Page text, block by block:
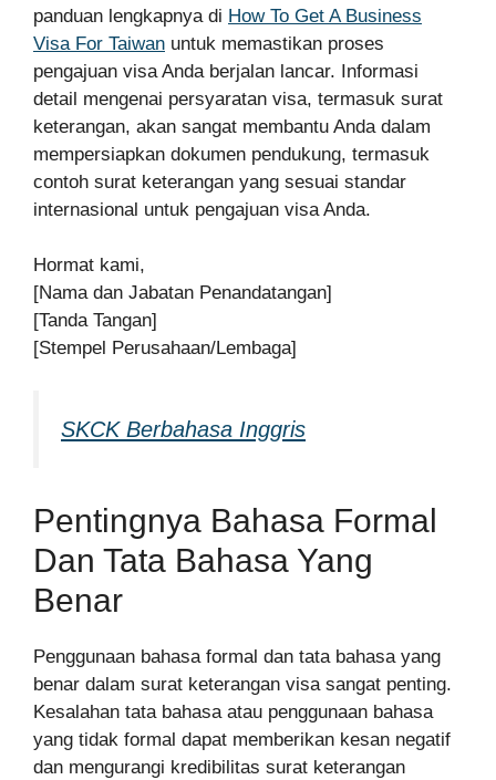
panduan lengkapnya di How To Get A Business
Visa For Taiwan untuk memastikan proses
pengajuan visa Anda berjalan lancar. Informasi
detail mengenai persyaratan visa, termasuk surat
keterangan, akan sangat membantu Anda dalam
mempersiapkan dokumen pendukung, termasuk
contoh surat keterangan yang sesuai standar
internasional untuk pengajuan visa Anda.
Hormat kami,
[Nama dan Jabatan Penandatangan]
[Tanda Tangan]
[Stempel Perusahaan/Lembaga]
SKCK Berbahasa Inggris
Pentingnya Bahasa Formal
Dan Tata Bahasa Yang
Benar
Penggunaan bahasa formal dan tata bahasa yang
benar dalam surat keterangan visa sangat penting.
Kesalahan tata bahasa atau penggunaan bahasa
yang tidak formal dapat memberikan kesan negatif
dan mengurangi kredibilitas surat keterangan